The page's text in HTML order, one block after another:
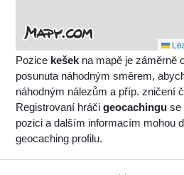
Pozice kešek na mapě je záměrně
posunuta náhodným směrem,
náhodným nálezům a příp. zničení
Registrovaní hráčigeocachingu se
pozici a dalším informacím mohou
geocaching profilu.